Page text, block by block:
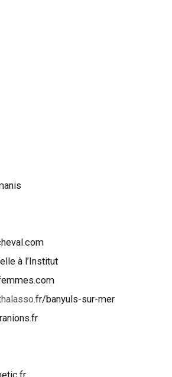
à l’Institut
.fr/banyuls-sur-mer